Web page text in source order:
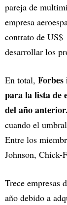
pareja de
empresa
contrato de US$
desarrollar los
En total,
para la lista de
del año anterior.
cuando el
Entre los
Johnson, Chick-
Trece empresas
año debido a